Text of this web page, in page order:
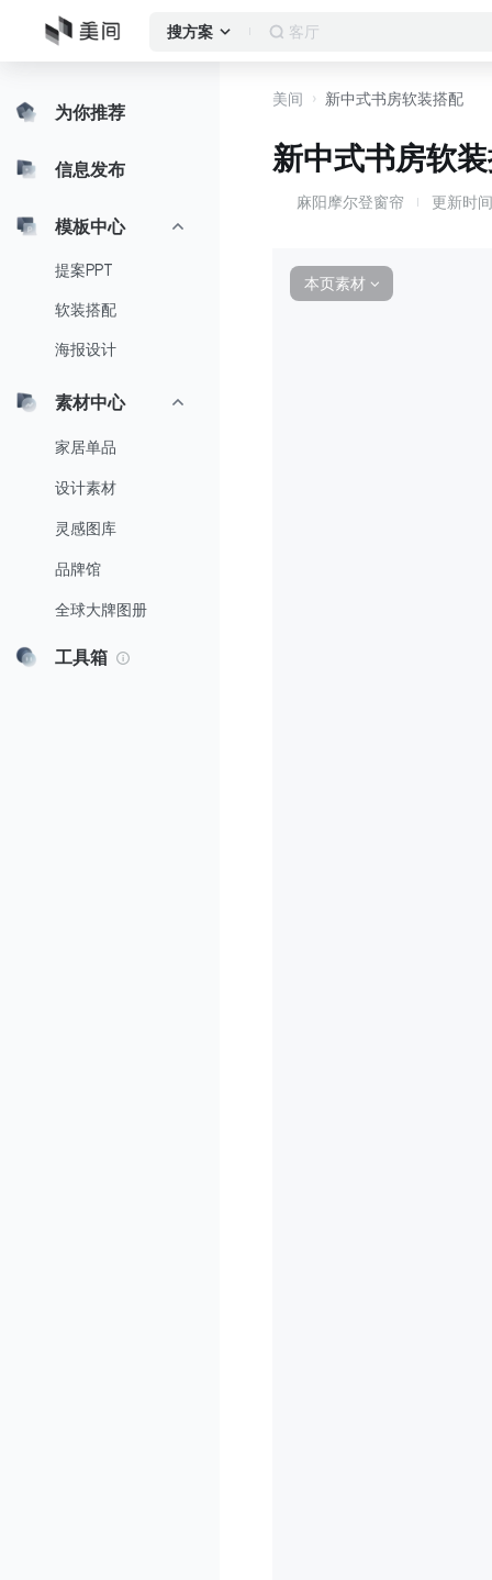
搜方案 客厅
为你推荐
信息发布
模板中心
提案PPT
软装搭配
海报设计
素材中心
家居单品
设计素材
灵感图库
品牌馆
全球大牌图册
工具箱
美间 新中式书房软装搭配
新中式书房软
麻阳摩尔登窗帘 更新时
本页素材 ∨